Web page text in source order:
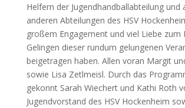
Helfern der Jugendhandballabteilung und
anderen Abteilungen des HSV
großem Engagement und viel Liebe zum
Gelingen dieser rundum gelungenen
beigetragen haben. Allen voran Margit
sowie Lisa Zetlmeisl. Durch das
gekonnt Sarah Wiechert und Kathi Roth
Jugendvorstand des HSV Hockenheim